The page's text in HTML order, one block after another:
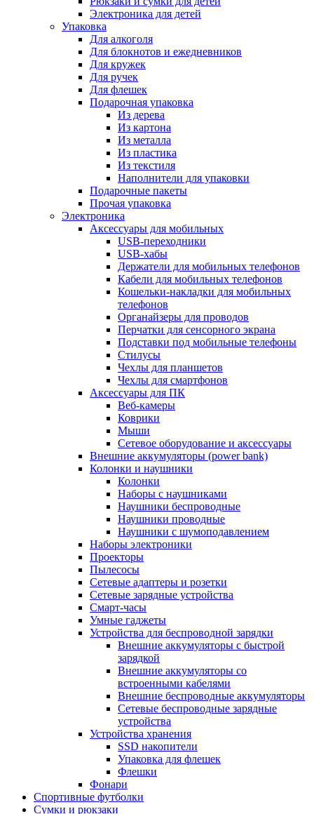
Электроника для детей
Упаковка
Для алкоголя
Для блокнотов и ежедневников
Для кружек
Для ручек
Для флешек
Подарочная упаковка
Из дерева
Из картона
Из металла
Из пластика
Из текстиля
Наполнители для упаковки
Подарочные пакеты
Прочая упаковка
Электроника
Аксессуары для мобильных
USB-переходники
USB-хабы
Держатели для мобильных телефонов
Кабели для мобильных телефонов
Кошельки-накладки для мобильных
телефонов
Органайзеры для проводов
Перчатки для сенсорного экрана
Подставки под мобильные телефоны
Стилусы
Чехлы для планшетов
Чехлы для смартфонов
Аксессуары для ПК
Веб-камеры
Коврики
Мыши
Сетевое оборудование и аксессуары
Внешние аккумуляторы (power bank)
Колонки и наушники
Колонки
Наборы с наушниками
Наушники беспроводные
Наушники проводные
Наушники с шумоподавлением
Наборы электроники
Проекторы
Пылесосы
Сетевые адаптеры и розетки
Сетевые зарядные устройства
Смарт-часы
Умные гаджеты
Устройства для беспроводной зарядки
Внешние аккумуляторы с быстрой
зарядкой
Внешние аккумуляторы со
встроенными кабелями
Внешние беспроводные аккумуляторы
Сетевые беспроводные зарядные
устройства
Устройства хранения
SSD накопители
Упаковка для флешек
Флешки
Фонари
Спортивные футболки
Сумки и рюкзаки